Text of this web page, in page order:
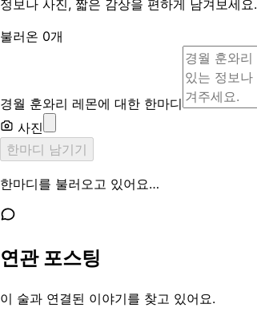
정보나 사진, 짧은 감상을 편하게 남겨보세요.
불러온 0개
경월 훈와리 레몬에 대한 한마디
사진
한마디 남기기
한마디를 불러오고 있어요…
연관 포스팅
이 술과 연결된 이야기를 찾고 있어요.